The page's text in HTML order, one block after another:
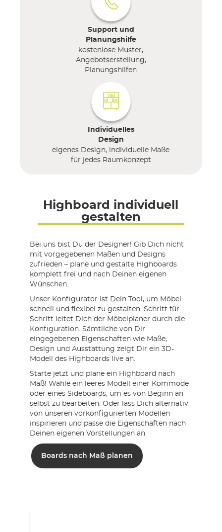
Support und
Planungshilfe
kostenlose Muster,
Angebotserstellung,
Planungshilfen
Individuelles
Design
eigenes Design, individuelle Maße
für jedes Raumkonzept
Highboard individuell
gestalten
Bei uns bist Du der Designer! Gib Dich nicht
mit vorgegebenen Maßen und Designs
zufrieden – plane und gestalte Highboards
komplett frei und nach Deinen eigenen
Wünschen.
Unser Konfigurator ist Dein Tool, um Möbel
schnell und flexibel zu gestalten. Schritt für
Schritt leitet Dich der Möbelplaner durch die
Konfiguration. Sämtliche von Dir
eingegebenen Eigenschaften wie Maße,
Design und Ausstattung zeigt Dir ein 3D-
Modell des Highboards live an.
Starte jetzt und plane ein Highboard nach
Maß! Wähle ein leeres Modell einer Kommode
oder eines Sideboards, um es von Beginn an
selbst zu bearbeiten. Oder lass Dich alternativ
von unseren vorkonfigurierten Modellen
inspirieren und passe die Eigenschaften nach
Deinen eigenen Vorstellungen an.
Boards nach Maß planen